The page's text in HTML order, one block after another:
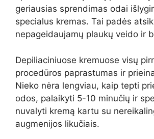
geriausias sprendimas odai
specialus kremas. Tai padės
nepageidaujamų plaukų veido ir
Depiliaciniuose kremuose visų
procedūros paprastumas ir
Nieko nėra lengviau, kaip tepti
odos, palaikyti 5-10 minučių ir
nuvalyti kremą kartu su
augmenijos likučiais.